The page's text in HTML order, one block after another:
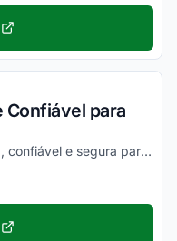
Confiável para
A loja virtual Drogaria Liviero é boa, confiável e segura para negociar. Pesquise, veja os comentários e comprove!